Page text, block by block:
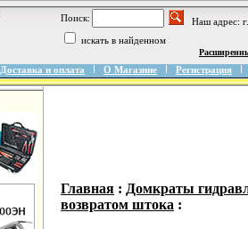
Поиск:
Наш адрес:
искать в найденном
Доставка и оплата О Магазине Регистрация
Главная : Домкраты
возвратом штока :